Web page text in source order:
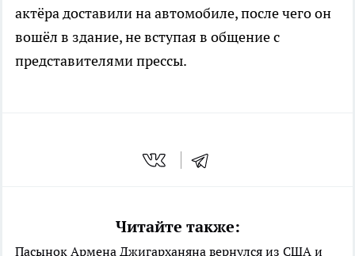
актёра доставили на автомобиле, после чего он
вошёл в здание, не вступая в общение с
представителями прессы.
Читайте также:
Пасынок Армена Джигарханяна вернулся из США и